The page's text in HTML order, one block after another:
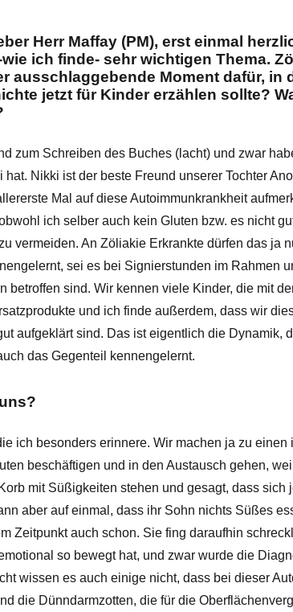
Herr Maffay (PM), erst einmal
ich finde- sehr wichtigen Thema.
ausschlaggebende Moment dafür, in
jetzt für Kinder erzählen sollte?
zum Schreiben des Buches (lacht) und zwar
Nikki ist der beste Freund unserer Tochter
Mal auf diese Autoimmunkrankheit
ich selber auch kein Gluten bzw. es nicht
vermeiden. An Zöliakie Erkrankte dürfen das ja
sei es bei Signierstunden im Rahmen
betroffen sind. Wir kennen viele Kinder, die mit
und ich finde außerdem, dass wir
aufgeklärt sind. Das ist eigentlich die Dynamik,
das Gegenteil kennengelernt.
ich besonders erinnere. Wir machen ja zu
beschäftigen und in den Austausch gehen,
mit Süßigkeiten stehen und gesagt, dass sich
aber auf einmal, dass ihr Sohn nichts Süßes
Zeitpunkt auch schon. Sie fing daraufhin
so bewegt hat, und zwar wurde die
wissen es auch einige nicht, dass bei dieser
die Dünndarmzotten, die für die